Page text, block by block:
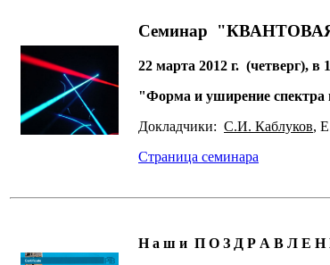
Семинар
22 марта 2012 г. (четверг),
"Форма и уширение спектра
Докладчики: С.И. Каблуков,
Страница семинара
Н а ш и П О З Д Р А В Л Е Н